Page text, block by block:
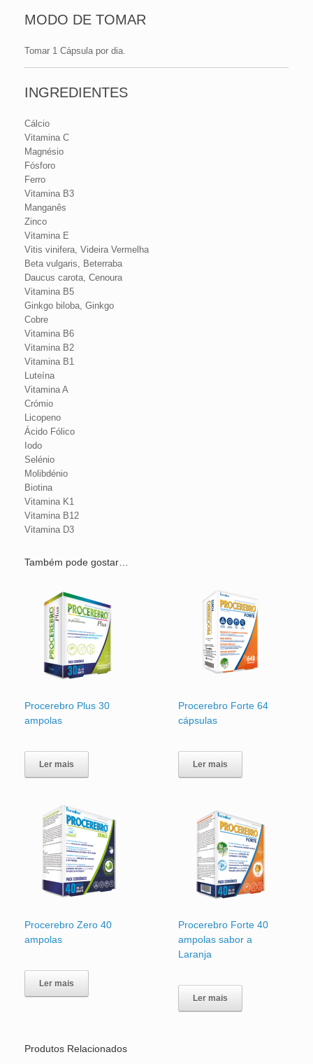
MODO DE TOMAR
Tomar 1 Cápsula por dia.
INGREDIENTES
Cálcio
Vitamina C
Magnésio
Fósforo
Ferro
Vitamina B3
Manganês
Zinco
Vitamina E
Vitis vinifera, Videira Vermelha
Beta vulgaris, Beterraba
Daucus carota, Cenoura
Vitamina B5
Ginkgo biloba, Ginkgo
Cobre
Vitamina B6
Vitamina B2
Vitamina B1
Luteína
Vitamina A
Crómio
Licopeno
Ácido Fólico
Iodo
Selénio
Molibdénio
Biotina
Vitamina K1
Vitamina B12
Vitamina D3
Também pode gostar…
Procerebro Plus 30
ampolas
Ler mais
Procerebro Forte 64
cápsulas
Ler mais
Procerebro Zero 40
ampolas
Ler mais
Procerebro Forte 40
ampolas sabor a
Laranja
Ler mais
Produtos Relacionados